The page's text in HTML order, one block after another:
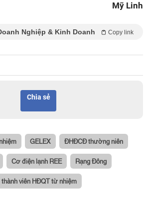
Mỹ Linh
Nghiệp & Kinh Doanh Copy link
Chia sẻ
GELEX ĐHĐCĐ thường niên
Cơ điện lạnh REE Rạng Đông
thành viên HĐQT từ nhiệm